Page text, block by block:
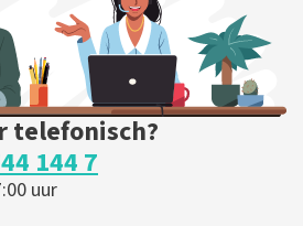
telefonisch?
144 7
uur